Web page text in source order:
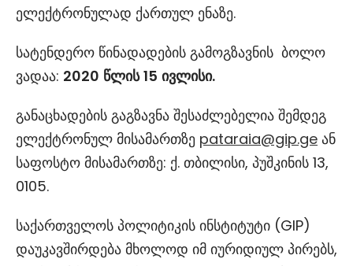
ელექტრონულად ქართულ ენაზე.
სატენდერო წინადადების გამოგზავნის ბოლო
ვადაა: 2020 წლის 15 ივლისი.
განაცხადების გაგზავნა შესაძლებელია შემდეგ
ელექტრონულ მისამართზე pataraia@gip.ge ან
საფოსტო მისამართზე: ქ. თბილისი, პუშკინის 13,
0105.
საქართველოს პოლიტიკის ინსტიტუტი (GIP)
დაუკავშირდება მხოლოდ იმ იურიდიულ პირებს,